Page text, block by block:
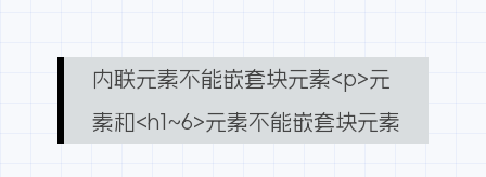
内联元素不能嵌套块元素<p>元
素和<h1~6>元素不能嵌套块元素